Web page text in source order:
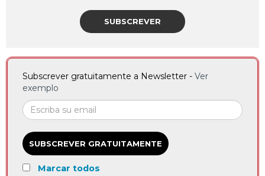
SUBSCREVER
Subscrever gratuitamente a Newsletter - Ver
exemplo
SUBSCREVER GRATUITAMENTE
Marcar todos